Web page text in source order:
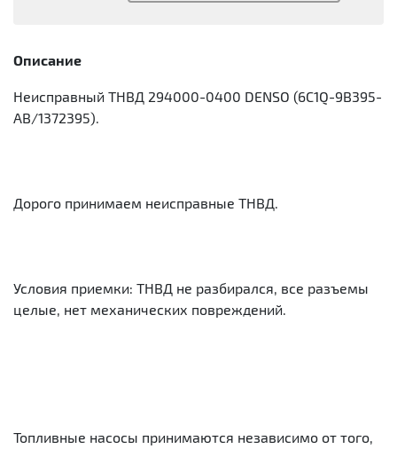
Описание
Неисправный ТНВД 294000-0400 DENSO (6C1Q-9B395-
AB/1372395).
Дорого принимаем неисправные ТНВД.
Условия приемки: ТНВД не разбирался, все разъемы
целые, нет механических повреждений.
Топливные насосы принимаются независимо от того,